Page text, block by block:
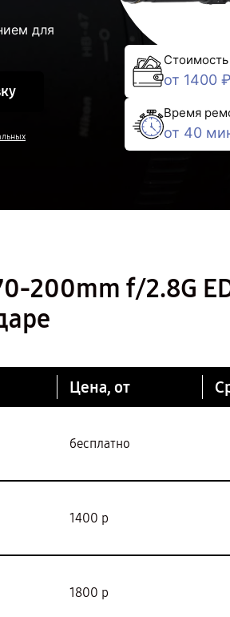
для
от 1400 ₽
Время
от 40
200mm f/2.8G
Цена, от
бесплатно
1400 р
1800 р